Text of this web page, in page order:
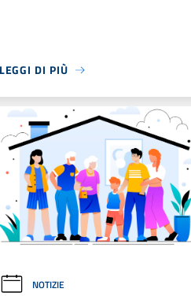
DI PIÙ
NOTIZIE